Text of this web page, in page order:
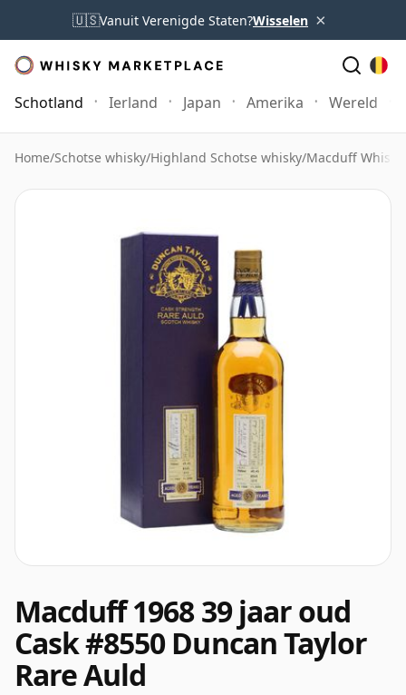
🇺🇸Vanuit Verenigde Staten?Wisselen ×
Schotland Ierland Japan Amerika Wereld
Home/Schotse whisky/Highland Schotse whisky/Macduff Whisky
Macduff 1968 39 jaar oud
Cask #8550 Duncan Taylor
Rare Auld